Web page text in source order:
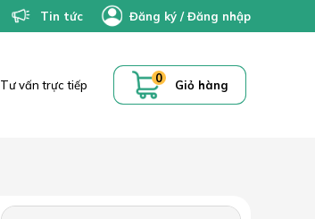
Tin tức Đăng ký /Đăng nhập
Tư vấn trực tiếp 0 Giỏ hàng